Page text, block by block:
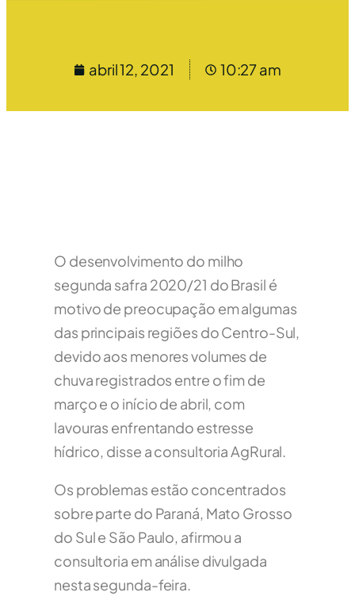
abril 12, 2021 10:27 am
O desenvolvimento do milho
segunda safra 2020/21 do Brasil é
motivo de preocupação em algumas
das principais regiões do Centro-Sul,
devido aos menores volumes de
chuva registrados entre o fim de
março e o início de abril, com
lavouras enfrentando estresse
hídrico, disse a consultoria AgRural.
Os problemas estão concentrados
sobre parte do Paraná, Mato Grosso
do Sul e São Paulo, afirmou a
consultoria em análise divulgada
nesta segunda-feira.